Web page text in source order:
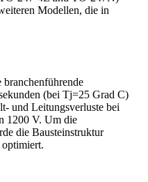
Modellen, die in
(bei Tj=25 Grad C)
und Leitungsverluste bei
1200 V. Um die
die Bausteinstruktur
optimiert.